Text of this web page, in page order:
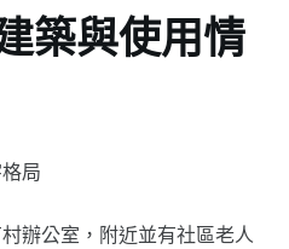
築與使用情
局
辦公室，附近並有社區老人